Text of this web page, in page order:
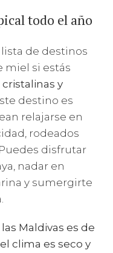
todo el año
lista de destinos
miel si estás
y
destino es
relajarse en
rodeados
disfrutar
nadar en
y sumergirte
Maldivas es de
clima es seco y